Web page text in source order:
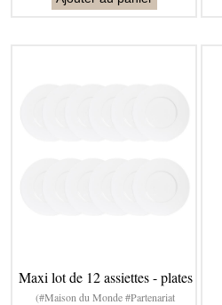
Maxi lot de 12 assiettes - plates
(#Maison du Monde #Partenariat